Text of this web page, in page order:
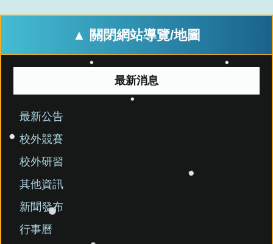
▲ 關閉網站導覽/地圖
最新消息
最新公告
校外競賽
校外研習
其他資訊
新聞發布
行事曆